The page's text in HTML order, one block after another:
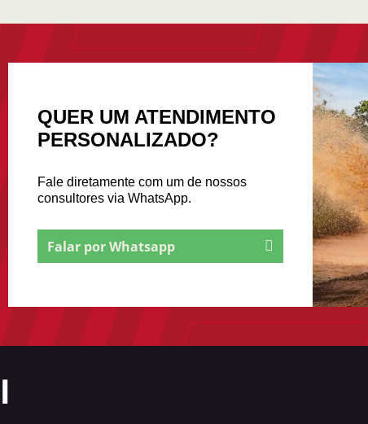
QUER UM ATENDIMENTO
PERSONALIZADO?
Fale diretamente com um de nossos
consultores via WhatsApp.
Falar por Whatsapp